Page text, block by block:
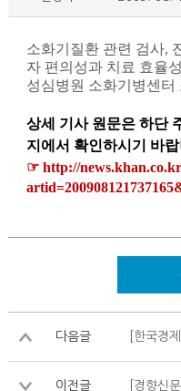
소화기질환 관련 검사,
자 편의성과 치료 효율성
성심병원 소화기병센터
상세 기사 원문은 하단
지에서 확인하시기 바
☞ http://
다음글
이전글